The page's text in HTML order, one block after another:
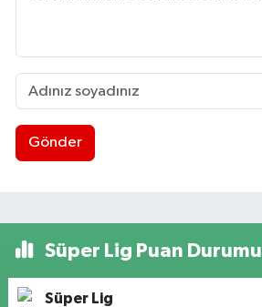
Gönder
Süper Lig Puan Durumu
Süper Lig